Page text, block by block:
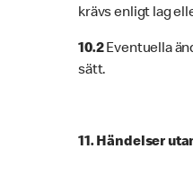
krävs enligt lag
10.2Eventuella
sätt.
11. Händelser